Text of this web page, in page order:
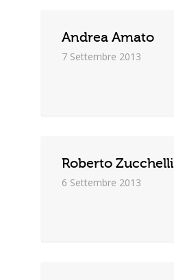
Andrea Amato
7 Settembre 2013
Roberto Zucchelli
6 Settembre 2013